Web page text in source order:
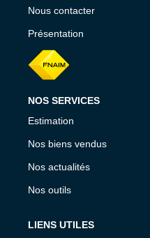
Nous contacter
Présentation
NOS SERVICES
Estimation
Nos biens vendus
Nos actualités
Nos outils
LIENS UTILES